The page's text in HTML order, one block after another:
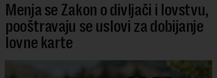
Menja se Zakon o divljači i lovstvu,
pooštravaju se uslovi za dobijanje
lovne karte